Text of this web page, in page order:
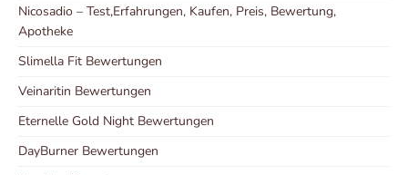
Nicosadio – Test,Erfahrungen, Kaufen, Preis, Bewertung,
Apotheke
Slimella Fit Bewertungen
Veinaritin Bewertungen
Eternelle Gold Night Bewertungen
DayBurner Bewertungen